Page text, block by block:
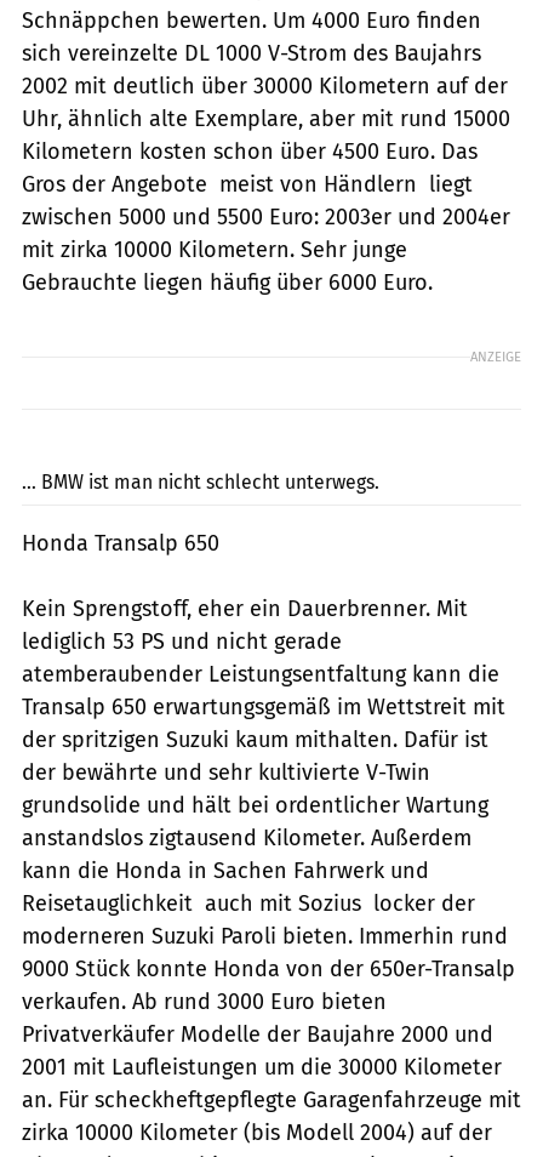
Schnäppchen bewerten. Um 4000 Euro finden
sich vereinzelte DL 1000 V-Strom des Baujahrs
2002 mit deutlich über 30000 Kilometern auf der
Uhr, ähnlich alte Exemplare, aber mit rund 15000
Kilometern kosten schon über 4500 Euro. Das
Gros der Angebote  meist von Händlern  liegt
zwischen 5000 und 5500 Euro: 2003er und 2004er
mit zirka 10000 Kilometern. Sehr junge
Gebrauchte liegen häufig über 6000 Euro.
ANZEIGE
... BMW ist man nicht schlecht unterwegs.
Honda Transalp 650
Kein Sprengstoff, eher ein Dauerbrenner. Mit
lediglich 53 PS und nicht gerade
atemberaubender Leistungsentfaltung kann die
Transalp 650 erwartungsgemäß im Wettstreit mit
der spritzigen Suzuki kaum mithalten. Dafür ist
der bewährte und sehr kultivierte V-Twin
grundsolide und hält bei ordentlicher Wartung
anstandslos zigtausend Kilometer. Außerdem
kann die Honda in Sachen Fahrwerk und
Reisetauglichkeit  auch mit Sozius  locker der
moderneren Suzuki Paroli bieten. Immerhin rund
9000 Stück konnte Honda von der 650er-Transalp
verkaufen. Ab rund 3000 Euro bieten
Privatverkäufer Modelle der Baujahre 2000 und
2001 mit Laufleistungen um die 30000 Kilometer
an. Für scheckheftgepflegte Garagenfahrzeuge mit
zirka 10000 Kilometer (bis Modell 2004) auf der